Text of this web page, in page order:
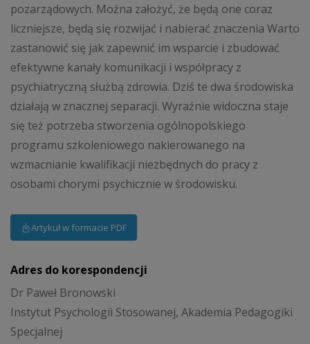
pozarządowych. Można założyć, że będą one coraz
liczniejsze, będą się rozwijać i nabierać znaczenia Warto
zastanowić się jak zapewnić im wsparcie i zbudować
efektywne kanały komunikacji i współpracy z
psychiatryczną służbą zdrowia. Dziś te dwa środowiska
działają w znacznej separacji. Wyraźnie widoczna staje
się też potrzeba stworzenia ogólnopolskiego
programu szkoleniowego nakierowanego na
wzmacnianie kwalifikacji niezbędnych do pracy z
osobami chorymi psychicznie w środowisku.
Artykuł w formacie PDF
Adres do korespondencji
Dr Paweł Bronowski
Instytut Psychologii Stosowanej, Akademia Pedagogiki
Specjalnej